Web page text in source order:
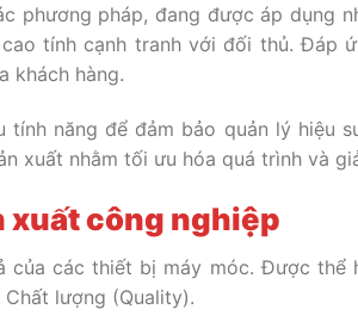
phương pháp, đang được áp dụng
tính cạnh tranh với đối thủ. Đáp
khách hàng.
năng để đảm bảo quản lý hiệu
xuất nhằm tối ưu hóa quá trình và
xuất công nghiệp
của các thiết bị máy móc. Được
lượng (Quality).